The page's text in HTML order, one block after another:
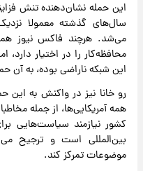
این حمله نشان‌دهنده تنش
سال‌های گذشته معمولا
می‌شد. هرچند فاکس نیوز
محافظه‌کار را در اختیار
این شبکه ناراضی بوده، به آن
رو خانا نیز در واکنش به
همه آمریکایی‌ها، از جمله
کشور نیازمند سیاست‌هایی
بین‌المللی است و ترجیح
موضوعات تمرکز کند.